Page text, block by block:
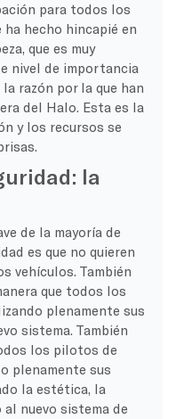
para todos los
ha hecho hincapié en
que es muy
nivel de importancia
razón por la que han
del Halo. Esta es la
y los recursos se
la
de la mayoría de
es que no quieren
vehículos. También
que todos los
plenamente sus
sistema. También
los pilotos de
plenamente sus
la estética, la
nuevo sistema de